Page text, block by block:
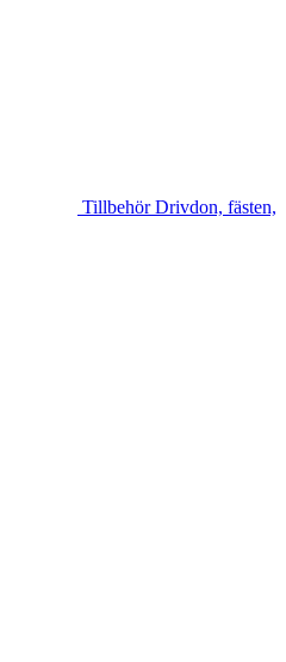
Tillbehör Drivdon, fästen,